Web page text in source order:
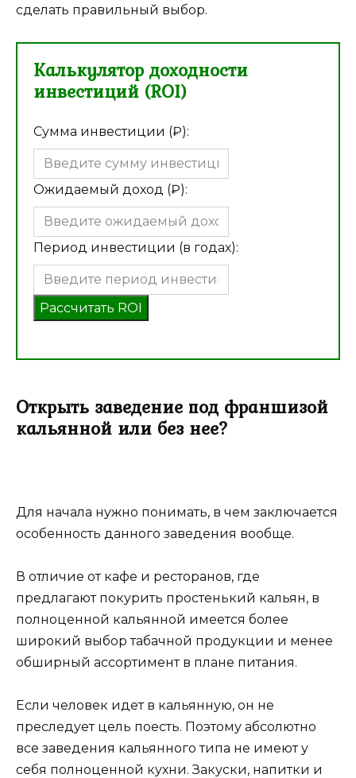
сделать правильный выбор.
Калькулятор доходности
инвестиций (ROI)
Сумма инвестиции (₽):
Ожидаемый доход (₽):
Период инвестиции (в годах):
Рассчитать ROI
Открыть заведение под франшизой
кальянной или без нее?
Для начала нужно понимать, в чем заключается
особенность данного заведения вообще.
В отличие от кафе и ресторанов, где
предлагают покурить простенький кальян, в
полноценной кальянной имеется более
широкий выбор табачной продукции и менее
обширный ассортимент в плане питания.
Если человек идет в кальянную, он не
преследует цель поесть. Поэтому абсолютно
все заведения кальянного типа не имеют у
себя полноценной кухни. Закуски, напитки и